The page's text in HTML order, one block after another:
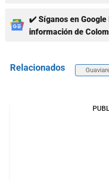
✔️ Síganos en Google
información de
Relacionados